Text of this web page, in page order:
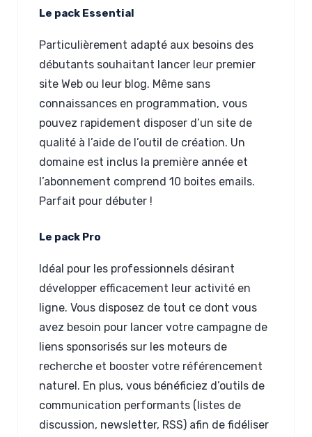
Le pack Essential
Particulièrement adapté aux besoins des
débutants souhaitant lancer leur premier
site Web ou leur blog. Même sans
connaissances en programmation, vous
pouvez rapidement disposer d’un site de
qualité à l’aide de l’outil de création. Un
domaine est inclus la première année et
l’abonnement comprend 10 boites emails.
Parfait pour débuter !
Le pack Pro
Idéal pour les professionnels désirant
développer efficacement leur activité en
ligne. Vous disposez de tout ce dont vous
avez besoin pour lancer votre campagne de
liens sponsorisés sur les moteurs de
recherche et booster votre référencement
naturel. En plus, vous bénéficiez d’outils de
communication performants (listes de
discussion, newsletter, RSS) afin de fidéliser